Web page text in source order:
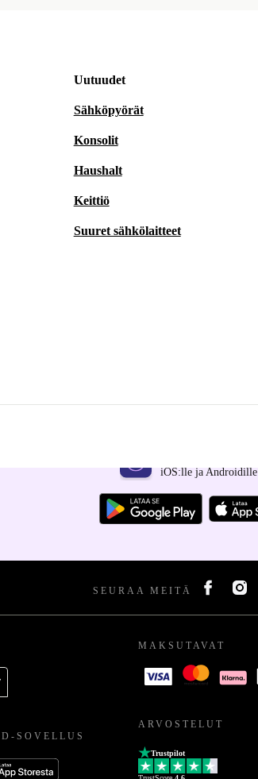
Uutuudet
Sähköpyörät
Konsolit
Haushalt
Keittiö
Suuret sähkölaitteet
iOS:lle ja Androidille
SEURAA MEITÄ
SOVELLUS
MAKSUTAVAT
ARVOSTELUT
Trustpilot